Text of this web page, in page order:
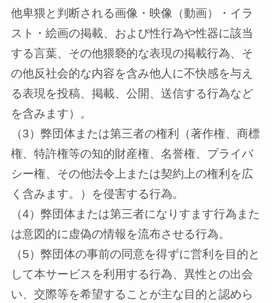
他卑猥と判断される画像・映像（動画）・イラ
スト・絵画の掲載、および性行為や性器に該当
する言葉、その他猥褻的な表現の掲載行為、そ
の他反社会的な内容を含み他人に不快感を与え
る表現を投稿、掲載、公開、送信する行為など
を含みます）。
（3）弊団体または第三者の権利（著作権、商標
権、特許権等の知的財産権、名誉権、プライバ
シー権、その他法令上または契約上の権利を広
く含みます。）を侵害する行為。
（4）弊団体または第三者になりすます行為また
は意図的に虚偽の情報を流布させる行為。
（5）弊団体の事前の同意を得ずに営利を目的と
して本サービスを利用する行為、異性との出会
い、交際等を希望することが主な目的と認めら